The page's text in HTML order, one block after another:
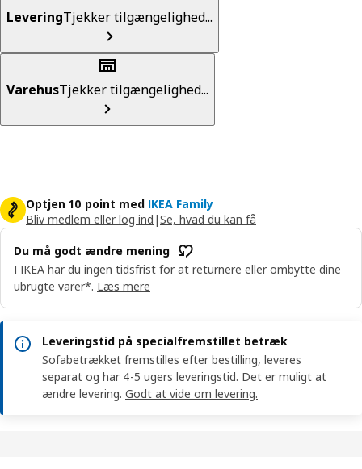
LeveringTjekker tilgængelighed...
VarehusTjekker tilgængelighed...
Optjen 10 point med IKEA Family
Bliv medlem eller log ind |Se, hvad du kan få
Du må godt ændre mening
I IKEA har du ingen tidsfrist for at returnere eller ombytte dine
ubrugte varer*. Læs mere
Leveringstid på specialfremstillet betræk
Sofabetrækket fremstilles efter bestilling, leveres
separat og har 4-5 ugers leveringstid. Det er muligt at
ændre levering. Godt at vide om levering.